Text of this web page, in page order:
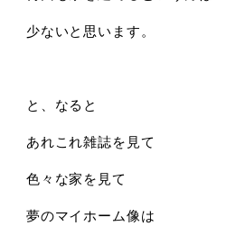
少ないと思います。
と、なると
あれこれ雑誌を見て
色々な家を見て
夢のマイホーム像は